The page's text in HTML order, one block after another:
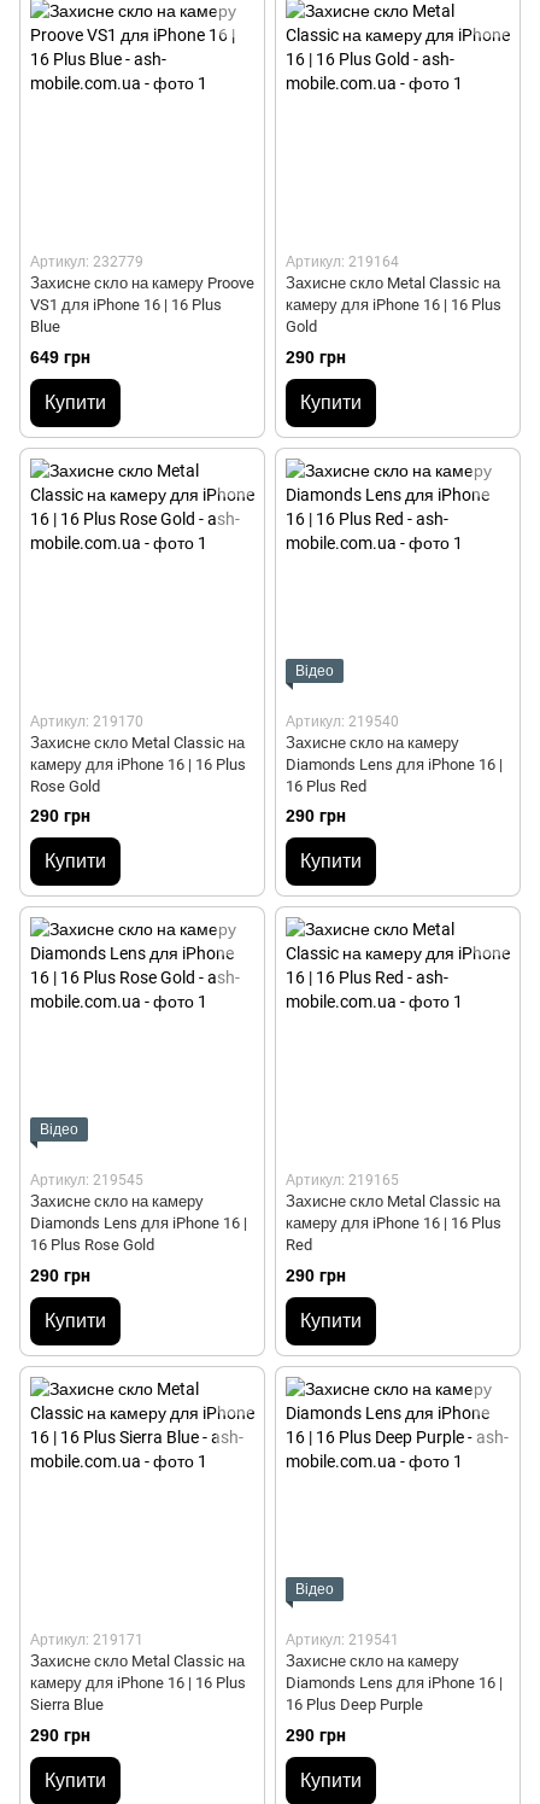
Артикул: 232779
Захисне скло на камеру Proove
VS1 для iPhone 16 | 16 Plus
Blue
649 грн
Купити
Артикул: 219164
Захисне скло Metal Classic на
камеру для iPhone 16 | 16 Plus
Gold
290 грн
Купити
Артикул: 219170
Захисне скло Metal Classic на
камеру для iPhone 16 | 16 Plus
Rose Gold
290 грн
Купити
Відео
Артикул: 219540
Захисне скло на камеру
Diamonds Lens для iPhone 16 |
16 Plus Red
290 грн
Купити
Відео
Артикул: 219545
Захисне скло на камеру
Diamonds Lens для iPhone 16 |
16 Plus Rose Gold
290 грн
Купити
Артикул: 219165
Захисне скло Metal Classic на
камеру для iPhone 16 | 16 Plus
Red
290 грн
Купити
Артикул: 219171
Захисне скло Metal Classic на
камеру для iPhone 16 | 16 Plus
Sierra Blue
290 грн
Купити
Відео
Артикул: 219541
Захисне скло на камеру
Diamonds Lens для iPhone 16 |
16 Plus Deep Purple
290 грн
Купити